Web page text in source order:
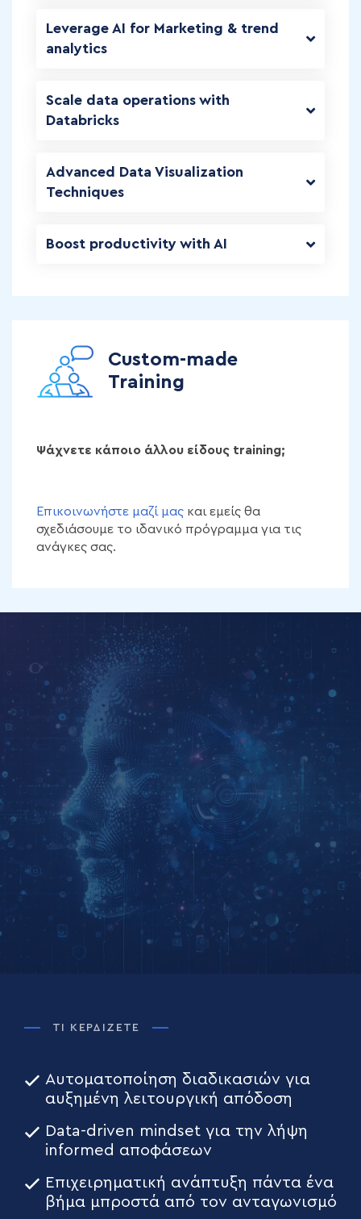
Leverage AI for Marketing & trend
analytics
Scale data operations with
Databricks
Advanced Data Visualization
Techniques
Boost productivity with AI
Custom-made
Training
Ψάχνετε κάποιο άλλου είδους training;
Επικοινωνήστε μαζί μας και εμείς θα
σχεδιάσουμε το ιδανικό πρόγραμμα για τις
ανάγκες σας.
ΤΙ ΚΕΡΔΊΖΕΤΕ
Αυτοματοποίηση διαδικασιών για
αυξημένη λειτουργική απόδοση
Data-driven mindset για την λήψη
informed αποφάσεων
Επιχειρηματική ανάπτυξη πάντα ένα
βήμα μπροστά από τον ανταγωνισμό